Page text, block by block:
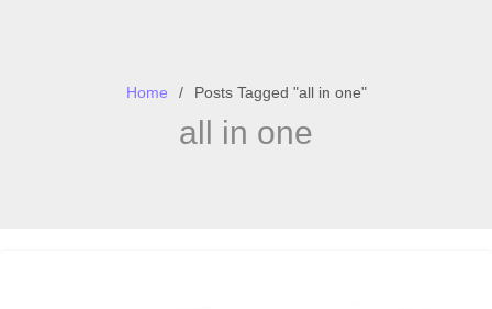
Home Posts Tagged "all in one"
all in one